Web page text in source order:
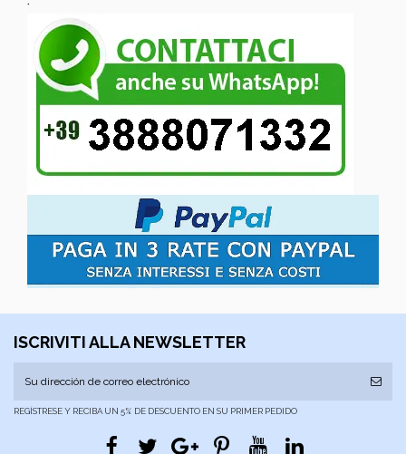
ISCRIVITI ALLA NEWSLETTER
REGÍSTRESE Y RECIBA UN 5% DE DESCUENTO EN SU PRIMER PEDIDO